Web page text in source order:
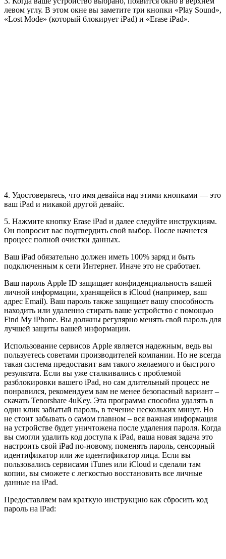
левом углу. В этом окне вы заметите три кнопки «Play Sound»,
«Lost Mode» (который блокирует iPad) и «Erase iPad».
4. Удостоверьтесь, что имя девайса над этими кнопками — это
ваш iPad и никакой другой девайс.
5. Нажмите кнопку Erase iPad и далее следуйте инструкциям.
Он попросит вас подтвердить свой выбор. После начнется
процесс полной очистки данных.
Ваш iPad обязательно должен иметь 100% заряд и быть
подключенным к сети Интернет. Иначе это не сработает.
Ваш пароль Apple ID защищает конфиденциальность вашей
личной информации, хранящейся в iCloud (например, ваш
адрес Email). Ваш пароль также защищает вашу способность
находить или удаленно стирать ваше устройство с помощью
Find My iPhone. Вы должны регулярно менять свой пароль для
лучшей защиты вашей информации.
Использование сервисов Apple является надежным, ведь вы
пользуетесь советами производителей компании. Но не всегда
такая система предоставит вам такого желаемого и быстрого
результата. Если вы уже сталкивались с проблемой
разблокировки вашего iPad, но сам длительный процесс не
понравился, рекомендуем вам не менее безопасный вариант –
скачать Tenorshare 4uKey. Эта программа способна удалять в
один клик забытый пароль, в течение нескольких минут. Но
не стоит забывать о самом главном – вся важная информация
на устройстве будет уничтожена после удаления пароля. Когда
вы смогли удалить код доступа к iPad, ваша новая задача это
настроить свой iPad по-новому, поменять пароль, сенсорный
идентификатор или же идентификатор лица. Если вы
пользовались сервисами iTunes или iCloud и сделали там
копии, вы сможете с легкостью восстановить все личные
данные на iPad.
Предоставляем вам краткую инструкцию как сбросить код
пароль на iPad: